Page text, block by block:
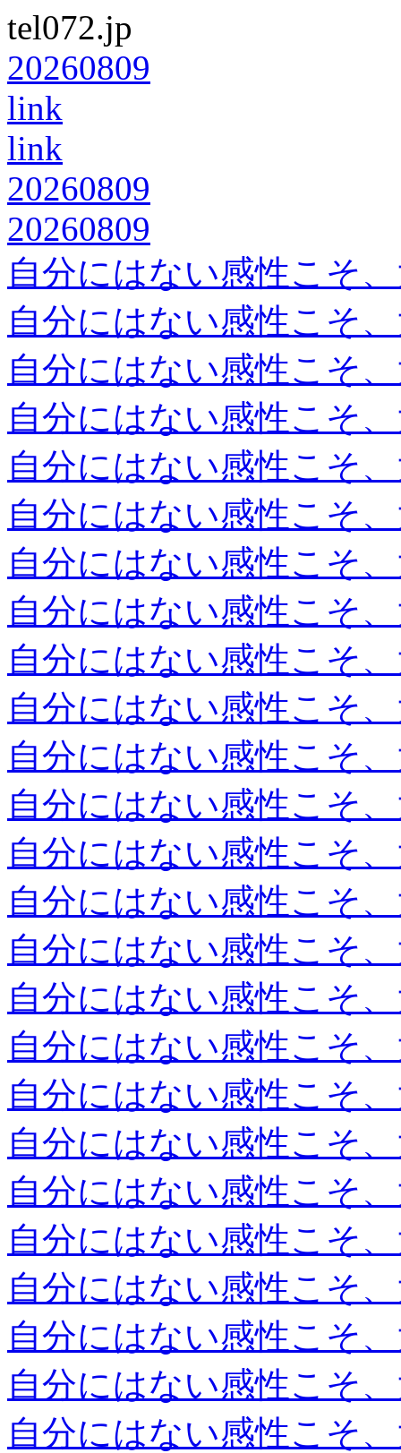
tel072.jp
20260809
link
link
20260809
20260809
自分にはない感性こそ
自分にはない感性こそ
自分にはない感性こそ
自分にはない感性こそ
自分にはない感性こそ
自分にはない感性こそ
自分にはない感性こそ
自分にはない感性こそ
自分にはない感性こそ
自分にはない感性こそ
自分にはない感性こそ
自分にはない感性こそ
自分にはない感性こそ
自分にはない感性こそ
自分にはない感性こそ
自分にはない感性こそ
自分にはない感性こそ
自分にはない感性こそ
自分にはない感性こそ
自分にはない感性こそ
自分にはない感性こそ
自分にはない感性こそ
自分にはない感性こそ
自分にはない感性こそ
自分にはない感性こそ